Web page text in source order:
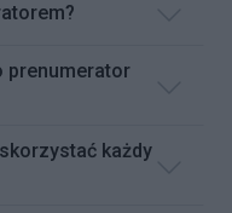
prenumerator
każdy